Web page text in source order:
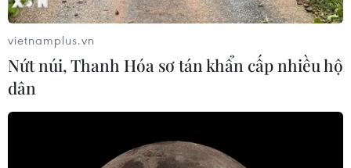
vietnamplus.vn
Nứt núi, Thanh Hóa sơ tán khẩn cấp nhiều hộ
dân